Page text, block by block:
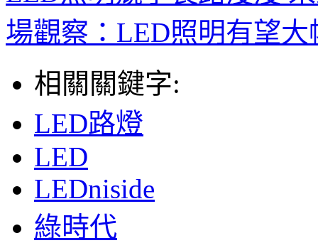
場觀察：LED照明有望大
相關關鍵字:
LED路燈
LED
LEDniside
綠時代